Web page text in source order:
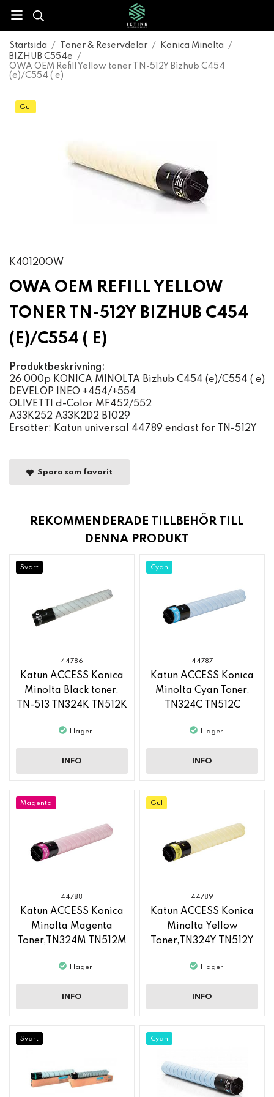
Startsida / Toner & Reservdelar / Konica Minolta
/
BIZHUB C554e
/
OWA OEM Refill Yellow toner TN-512Y Bizhub C454
(e)/C554 ( e)
Gul
K40120OW
OWA OEM REFILL YELLOW
TONER TN-512Y BIZHUB C454
(E)/C554 ( E)
Produktbeskrivning:
26 000p KONICA MINOLTA Bizhub C454 (e)/C554 ( e)
DEVELOP INEO +454/+554
OLIVETTI d-Color MF452/552
A33K252 A33K2D2 B1029
Ersätter: Katun universal 44789 endast för TN-512Y
Spara som favorit
REKOMMENDERADE TILLBEHÖR TILL
DENNA PRODUKT
Svart
44786
Katun ACCESS Konica
Minolta Black toner,
TN-513 TN324K TN512K
I lager
INFO
Cyan
44787
Katun ACCESS Konica
Minolta Cyan Toner,
TN324C TN512C
I lager
INFO
Magenta
44788
Katun ACCESS Konica
Minolta Magenta
Toner,TN324M TN512M
I lager
INFO
Gul
44789
Katun ACCESS Konica
Minolta Yellow
Toner,TN324Y TN512Y
I lager
INFO
Svart Cyan